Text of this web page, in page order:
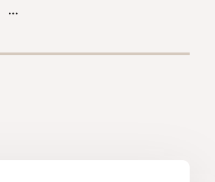
деятельности относятся два из
Системы менеджмента качества)
...